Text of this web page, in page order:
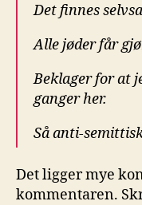
Det finnes
Alle jøder får
Beklager for at
ganger her.
Så anti-
Det ligger mye
kommentaren.